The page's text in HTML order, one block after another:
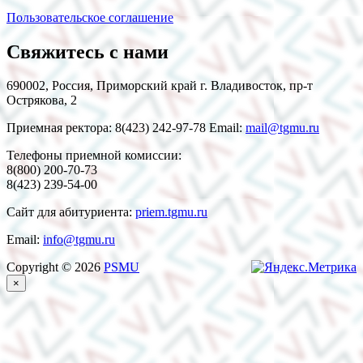
Пользовательское соглашение
Свяжитесь с нами
690002, Россия, Приморский край г. Владивосток, пр-т
Острякова, 2
Приемная ректора: 8(423) 242-97-78 Email: mail@tgmu.ru
Телефоны приемной комиссии:
8(800) 200-70-73
8(423) 239-54-00
Сайт для абитуриента: priem.tgmu.ru
Email: info@tgmu.ru
Copyright © 2026 PSMU
×